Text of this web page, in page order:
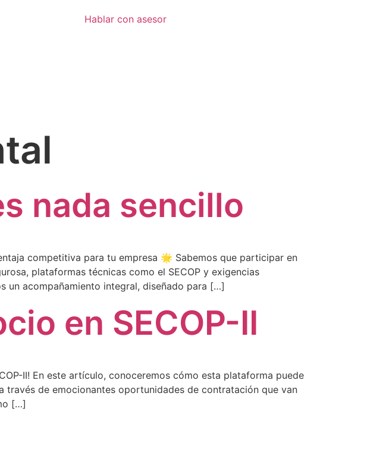
Hablar con asesor
nada sencillo
competitiva para tu empresa 🌟 Sabemos que participar en
plataformas técnicas como el SECOP y exigencias
un acompañamiento integral, diseñado para […]
en SECOP-II
II! En este artículo, conoceremos cómo esta plataforma puede
de emocionantes oportunidades de contratación que van
[…]